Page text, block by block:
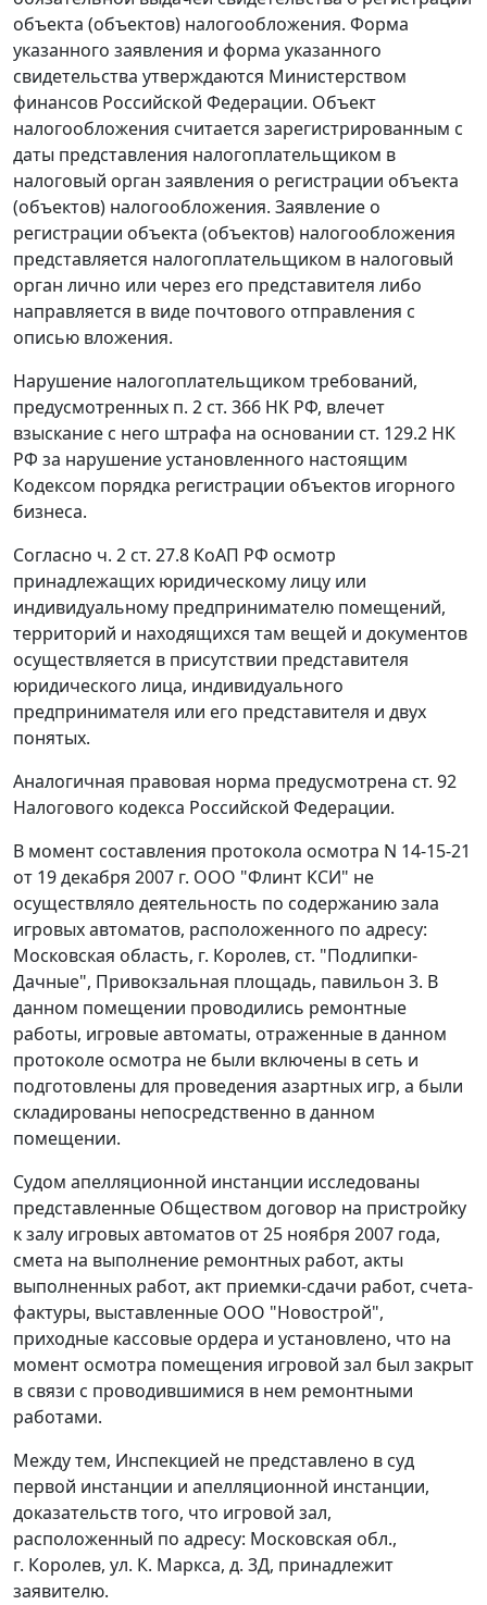
объекта (объектов) налогообложения. Форма
указанного заявления и форма указанного
свидетельства утверждаются Министерством
финансов Российской Федерации. Объект
налогообложения считается зарегистрированным с
даты представления налогоплательщиком в
налоговый орган заявления о регистрации объекта
(объектов) налогообложения. Заявление о
регистрации объекта (объектов) налогообложения
представляется налогоплательщиком в налоговый
орган лично или через его представителя либо
направляется в виде почтового отправления с
описью вложения.
Нарушение налогоплательщиком требований,
предусмотренных п. 2 ст. 366 НК РФ, влечет
взыскание с него штрафа на основании ст. 129.2 НК
РФ за нарушение установленного настоящим
Кодексом порядка регистрации объектов игорного
бизнеса.
Согласно ч. 2 ст. 27.8 КоАП РФ осмотр
принадлежащих юридическому лицу или
индивидуальному предпринимателю помещений,
территорий и находящихся там вещей и документов
осуществляется в присутствии представителя
юридического лица, индивидуального
предпринимателя или его представителя и двух
понятых.
Аналогичная правовая норма предусмотрена ст. 92
Налогового кодекса Российской Федерации.
В момент составления протокола осмотра N 14-15-21
от 19 декабря 2007 г. ООО "Флинт КСИ" не
осуществляло деятельность по содержанию зала
игровых автоматов, расположенного по адресу:
Московская область, г. Королев, ст. "Подлипки-
Дачные", Привокзальная площадь, павильон 3. В
данном помещении проводились ремонтные
работы, игровые автоматы, отраженные в данном
протоколе осмотра не были включены в сеть и
подготовлены для проведения азартных игр, а были
складированы непосредственно в данном
помещении.
Судом апелляционной инстанции исследованы
представленные Обществом договор на пристройку
к залу игровых автоматов от 25 ноября 2007 года,
смета на выполнение ремонтных работ, акты
выполненных работ, акт приемки-сдачи работ, счета-
фактуры, выставленные ООО "Новострой",
приходные кассовые ордера и установлено, что на
момент осмотра помещения игровой зал был закрыт
в связи с проводившимися в нем ремонтными
работами.
Между тем, Инспекцией не представлено в суд
первой инстанции и апелляционной инстанции,
доказательств того, что игровой зал,
расположенный по адресу: Московская обл.,
г. Королев, ул. К. Маркса, д. 3Д, принадлежит
заявителю.